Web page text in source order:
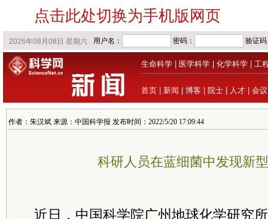
点击此处切换为手机版网页
生命科学 医学科学 化学科学 工
首页 新闻 博客 院士 人才 会议
作者：朱汉斌 来源：中国科学报 发布时间：2022/5/20 17:09:44
科研人员在蓝细菌中发现新
近日，中国科学院广州地球化学研究